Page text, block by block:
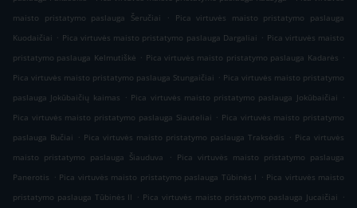
maisto pristatymo paslauga Šeručiai
.
Pica virtuvės maisto pristatymo paslauga
Kuodaičiai . Pica virtuvės maisto pristatymo paslauga Dargaliai . Pica virtuvės maisto
pristatymo paslauga Kelmutiškė . Pica virtuvės maisto pristatymo paslauga Kadarės .
Pica virtuvės maisto pristatymo paslauga Stungaičiai . Pica virtuvės maisto pristatymo
paslauga Jokūbaičių kaimas . Pica virtuvės maisto pristatymo paslauga Jokūbaičiai .
Pica virtuvės maisto pristatymo paslauga Siauteliai . Pica virtuvės maisto pristatymo
paslauga Bučiai . Pica virtuvės maisto pristatymo paslauga Traksėdis . Pica virtuvės
maisto pristatymo paslauga Šiauduva
. Pica virtuvės maisto pristatymo paslauga
Panerotis . Pica virtuvės maisto pristatymo paslauga Tūbinės I . Pica virtuvės maisto
pristatymo paslauga Tūbinės II . Pica virtuvės maisto pristatymo paslauga Jucaičiai .